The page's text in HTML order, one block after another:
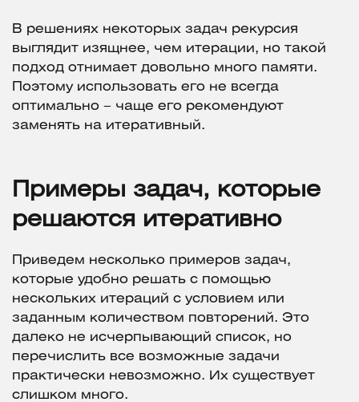
В решениях некоторых задач рекурсия
выглядит изящнее, чем итерации, но такой
подход отнимает довольно много памяти.
Поэтому использовать его не всегда
оптимально – чаще его рекомендуют
заменять на итеративный.
Примеры задач, которые
решаются итеративно
Приведем несколько примеров задач,
которые удобно решать с помощью
нескольких итераций с условием или
заданным количеством повторений. Это
далеко не исчерпывающий список, но
перечислить все возможные задачи
практически невозможно. Их существует
слишком много.